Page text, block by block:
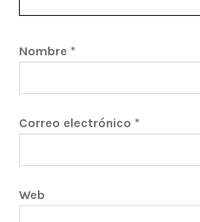
Nombre *
Correo electrónico *
Web